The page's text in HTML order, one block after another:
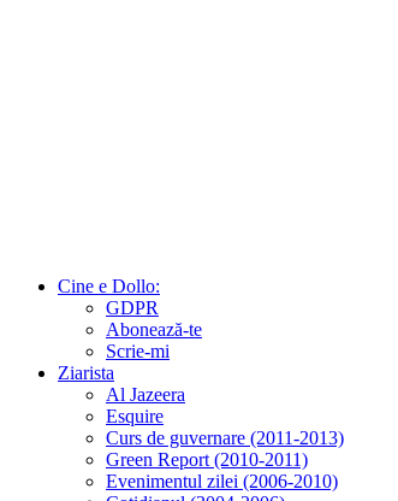
Cine e Dollo:
GDPR
Abonează-te
Scrie-mi
Ziarista
Al Jazeera
Esquire
Curs de guvernare (2011-2013)
Green Report (2010-2011)
Evenimentul zilei (2006-2010)